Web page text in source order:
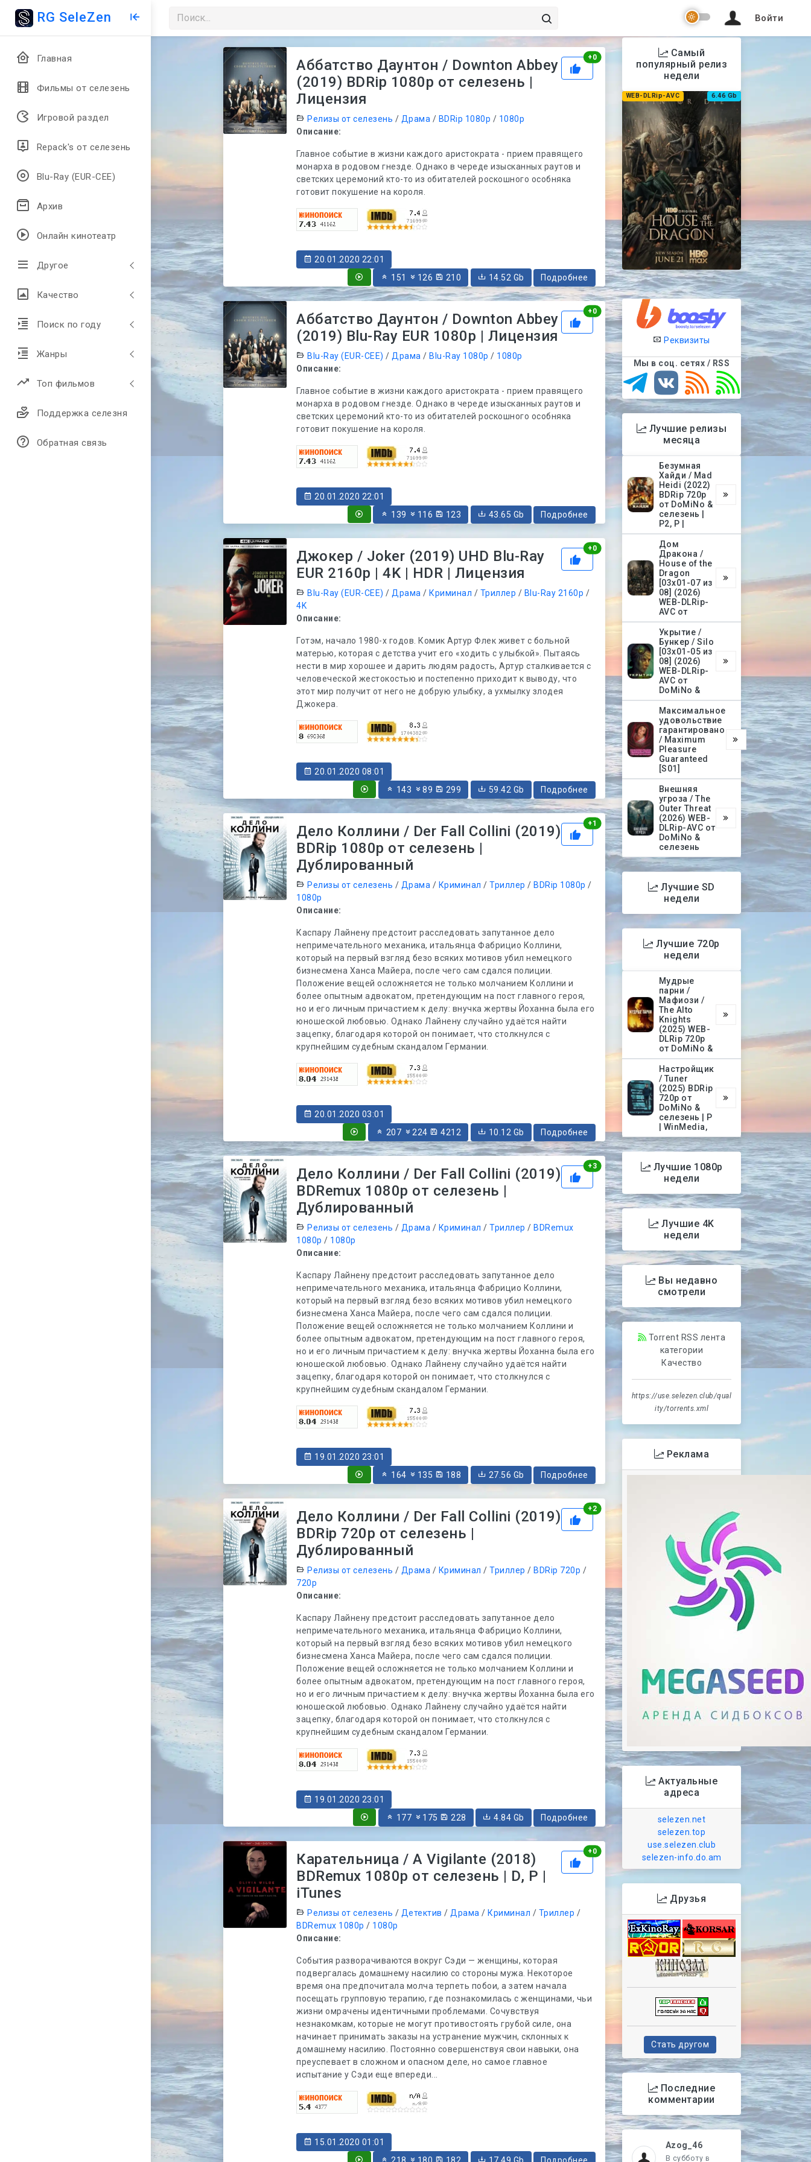
RG SeleZen
Главная
Фильмы от селезень
Игровой раздел
Repack's от селезень
Blu-Ray (EUR-CEE)
Архив
Онлайн кинотеатр
Другое
Качество
Поиск по году
Жанры
Топ фильмов
Поддержка селезня
Обратная связь
Войти
+0Рейтинг
Аббатство Даунтон / Downton Abbey
(2019) BDRip 1080p от селезень |
Лицензия
Релизы от селезень / Драма / BDRip 1080p / 1080p
Описание:
Главное событие в жизни каждого аристократа - прием правящего
монарха в родовом гнезде. Однако в череде изысканных раутов и
светских церемоний кто-то из обитателей роскошного особняка
готовит покушение на короля.
20.01.2020 22:01
151
126 210 14.52 Gb Подробнее
+0Рейтинг
Аббатство Даунтон / Downton Abbey
(2019) Blu-Ray EUR 1080p | Лицензия
Blu-Ray (EUR-CEE) / Драма /Blu-Ray 1080p / 1080p
Описание:
Главное событие в жизни каждого аристократа - прием правящего
монарха в родовом гнезде. Однако в череде изысканных раутов и
светских церемоний кто-то из обитателей роскошного особняка
готовит покушение на короля.
20.01.2020 22:01
139
116 123 43.65 Gb Подробнее
+0Рейтинг
Джокер / Joker (2019) UHD Blu-Ray
EUR 2160p | 4K | HDR | Лицензия
Blu-Ray (EUR-CEE) / Драма /Криминал / Триллер / Blu-Ray 2160p /
4K
Описание:
Готэм, начало 1980-х годов. Комик Артур Флек живет с больной
матерью, которая с детства учит его «ходить с улыбкой». Пытаясь
нести в мир хорошее и дарить людям радость, Артур сталкивается с
человеческой жестокостью и постепенно приходит к выводу, что
этот мир получит от него не добрую улыбку, а ухмылку злодея
Джокера.
20.01.2020 08:01
143
89 299 59.42 Gb Подробнее
+1 Рейтинг
Дело Коллини / Der Fall Collini (2019)
BDRip 1080p от селезень |
Дублированный
Релизы от селезень / Драма / Криминал /Триллер /BDRip 1080p /
1080p
Описание:
Каспару Лайнену предстоит расследовать запутанное дело
непримечательного механика, итальянца Фабрицио Коллини,
который на первый взгляд безо всяких мотивов убил немецкого
бизнесмена Ханса Майера, после чего сам сдался полиции.
Положение вещей осложняется не только молчанием Коллини и
более опытным адвокатом, претендующим на пост главного героя,
но и его личным причастием к делу: внучка жертвы Йоханна была его
юношеской любовью. Однако Лайнену случайно удаётся найти
зацепку, благодаря которой он понимает, что столкнулся с
крупнейшим судебным скандалом Германии.
20.01.2020 03:01
207
224 4212 10.12 Gb Подробнее
+3Рейтинг
Дело Коллини / Der Fall Collini (2019)
BDRemux 1080p от селезень |
Дублированный
Релизы от селезень / Драма / Криминал /Триллер /BDRemux
1080p / 1080p
Описание:
Каспару Лайнену предстоит расследовать запутанное дело
непримечательного механика, итальянца Фабрицио Коллини,
который на первый взгляд безо всяких мотивов убил немецкого
бизнесмена Ханса Майера, после чего сам сдался полиции.
Положение вещей осложняется не только молчанием Коллини и
более опытным адвокатом, претендующим на пост главного героя,
но и его личным причастием к делу: внучка жертвы Йоханна была его
юношеской любовью. Однако Лайнену случайно удаётся найти
зацепку, благодаря которой он понимает, что столкнулся с
крупнейшим судебным скандалом Германии.
19.01.2020 23:01
164
135 188 27.56 Gb Подробнее
+2Рейтинг
Дело Коллини / Der Fall Collini (2019)
BDRip 720p от селезень |
Дублированный
Релизы от селезень / Драма / Криминал /Триллер /BDRip 720p /
720p
Описание:
Каспару Лайнену предстоит расследовать запутанное дело
непримечательного механика, итальянца Фабрицио Коллини,
который на первый взгляд безо всяких мотивов убил немецкого
бизнесмена Ханса Майера, после чего сам сдался полиции.
Положение вещей осложняется не только молчанием Коллини и
более опытным адвокатом, претендующим на пост главного героя,
но и его личным причастием к делу: внучка жертвы Йоханна была его
юношеской любовью. Однако Лайнену случайно удаётся найти
зацепку, благодаря которой он понимает, что столкнулся с
крупнейшим судебным скандалом Германии.
19.01.2020 23:01
177
175 228 4.84 Gb Подробнее
+0Рейтинг
Карательница / A Vigilante (2018)
BDRemux 1080p от селезень | D, P |
iTunes
Релизы от селезень / Детектив / Драма /Криминал / Триллер /
BDRemux 1080p / 1080p
Описание:
События разворачиваются вокруг Сэди — женщины, которая
подвергалась домашнему насилию со стороны мужа. Некоторое
время она предпочитала молча терпеть побои, а затем начала
посещать групповую терапию, где познакомилась с женщинами, чьи
жизни омрачены идентичными проблемами. Сочувствуя
незнакомкам, которые не могут противостоять грубой силе, она
начинает принимать заказы на устранение мужчин, склонных к
домашнему насилию. Постоянно совершенствуя свои навыки, она
преуспевает в сложном и опасном деле, но самое главное
испытание у Сэди еще впереди...
15.01.2020 01:01
218
180 182 17.49 Gb Подробнее
Самый
популярный релиз
недели
WEB-DLRip-AVC 6.46 Gb
Реквизиты
Мы в соц. сетях / RSS
Лучшие релизы
месяца
Безумная
Хайди / Mad
Heidi (2022)
BDRip 720p
от DoMiNo &
селезень |
P2, P |
Дом
Дракона /
House of the
Dragon
[03х01-07 из
08] (2026)
WEB-DLRip-
AVC от
Укрытие /
Бункер / Silo
[03х01-05 из
08] (2026)
WEB-DLRip-
AVC от
DoMiNo &
Максимальное
удовольствие
гарантировано
/ Maximum
Pleasure
Guaranteed
[S01]
Внешняя
угроза / The
Outer Threat
(2026) WEB-
DLRip-AVC от
DoMiNo &
селезень
Лучшие SD
недели
Лучшие 720p
недели
Мудрые
парни /
Мафиози /
The Alto
Knights
(2025) WEB-
DLRip 720p
от DoMiNo &
Настройщик
/ Tuner
(2025) BDRip
720p от
DoMiNo &
селезень | P
| WinMedia,
Лучшие 1080p
недели
Лучшие 4K
недели
Вы недавно
смотрели
Torrent RSS лента
категории
Качество
https://use.selezen.club/qual
ity/torrents.xml
Реклама
Актуальные
адреса
selezen.net
selezen.top
use.selezen.club
selezen-info.do.am
Друзья
Стать другом
Последние
комментарии
Azog_46
В субботу в